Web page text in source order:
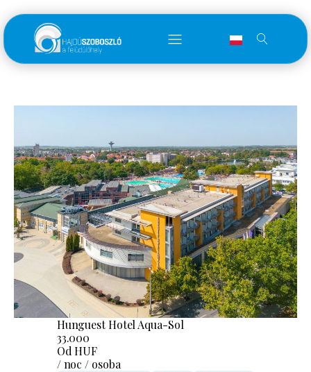
Hunguest Hotel Aqua-Sol
33.000
Od HUF
/ noc / osoba